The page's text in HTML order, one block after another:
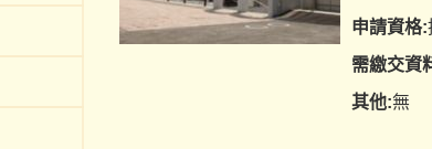
申請資格:
需繳交資
其他:無